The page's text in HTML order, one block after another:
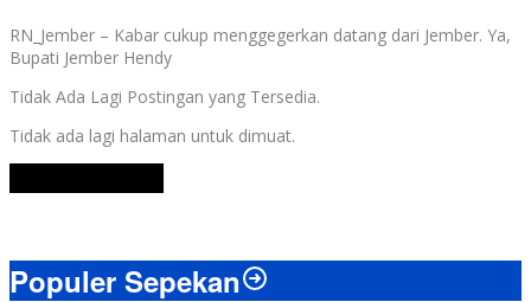
RN_Jember – Kabar cukup menggegerkan datang dari Jember. Ya,
Bupati Jember Hendy
Tidak Ada Lagi Postingan yang Tersedia.
Tidak ada lagi halaman untuk dimuat.
Populer Sepekan